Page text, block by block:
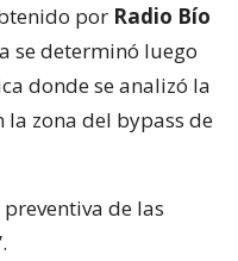
por Radio Bío
se determinó luego
donde se analizó la
la zona del bypass de
de las